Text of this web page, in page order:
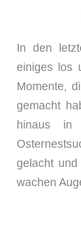
In den
einiges los
Momente,
gemacht
hinaus
gelacht
wachen